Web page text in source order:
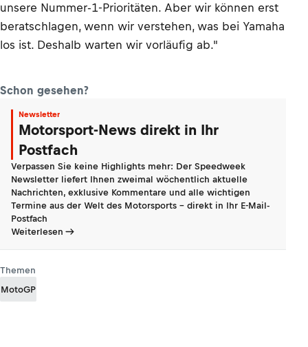
unsere Nummer-1-Prioritäten. Aber wir können erst
beratschlagen, wenn wir verstehen, was bei Yamaha
los ist. Deshalb warten wir vorläufig ab."
Schon gesehen?
Newsletter
Motorsport-News direkt in Ihr
Postfach
Verpassen Sie keine Highlights mehr: Der Speedweek
Newsletter liefert Ihnen zweimal wöchentlich aktuelle
Nachrichten, exklusive Kommentare und alle wichtigen
Termine aus der Welt des Motorsports - direkt in Ihr E-Mail-
Postfach
Weiterlesen
Themen
MotoGP